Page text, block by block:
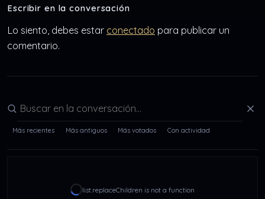
Escribir en la conversación
Lo siento, debes estar conectado para publicar un
comentario.
Buscar en la conversación
Más recientes Más antiguos Más votados Con actividad
list.replaceChildren is not a function